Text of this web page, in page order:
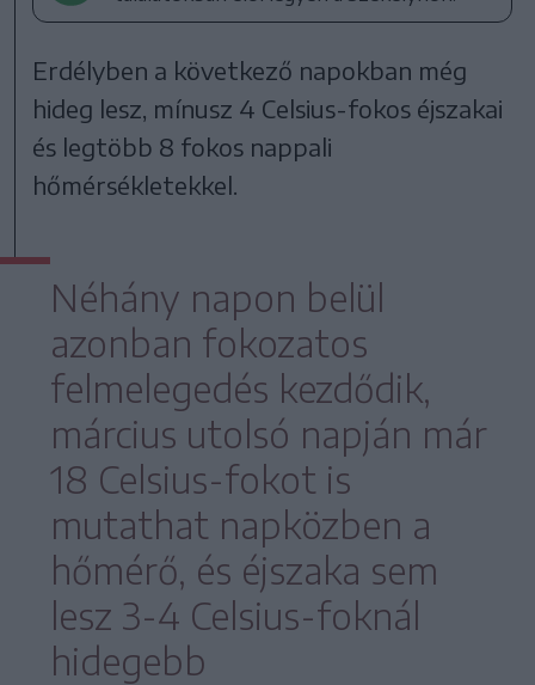
Erdélyben a következő napokban még
hideg lesz, mínusz 4 Celsius-fokos éjszakai
és legtöbb 8 fokos nappali
hőmérsékletekkel.
Néhány napon belül
azonban fokozatos
felmelegedés kezdődik,
március utolsó napján már
18 Celsius-fokot is
mutathat napközben a
hőmérő, és éjszaka sem
lesz 3-4 Celsius-foknál
hidegebb